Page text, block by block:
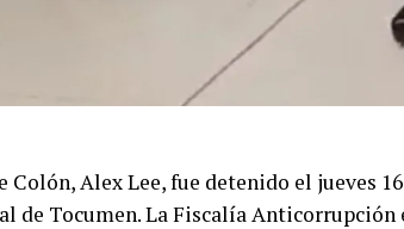
Colón, Alex Lee, fue detenido el jueves
de Tocumen. La Fiscalía